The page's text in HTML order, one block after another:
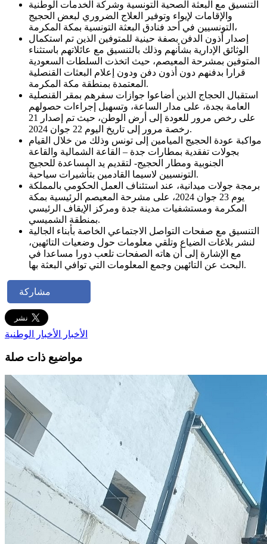
التنسيق مع البعثة الصحية التونسية وشركة الخدمات الوطنية
والإقامات لإيواء وتوفير العلاج الضروري لبعض الحجيج
التونسيين في أحد فنادق البعثة التونسية بمكة المكرمة،
إصدار أذون الدفن بصفة حينية للمتوفين الذين تم استكمال
الوثائق الإدارية بشأنهم وذلك بالتنسيق مع عائلاتهم باستثناء
المتوفين بمشرحة المعيصم، حيث اتخذت السلطات السعودية
قرارا بدفنهم دون أذون دفن ودون إعلام البعثات القنصلية
المعتمدة بمنطقة مكة المكرمة.
استقبال الحجاج الذين أضاعوا جوازات سفرهم بمقر القنصلية
العامة بجدة، على مدار الساعة، وتسهيل إجراءات حصولهم
على رخص مرور للعودة إلى أرض الوطن، حيث تم إصدار 21
رخصة مرور إلى تاريخ اليوم 22 جوان 2024.
مواكبة عودة الحجيج الميامين إلى تونس وذلك من خلال القيام
بجولات تفقدية بمطارات جدة – القاعة الشمالية والقاعة
الجنوبية ومطار الحجيج- لتقديم يد المساعدة للحجيج
التونسيين لاسيما القادمين بتأشيرات سياحية.
برمجة جولات ميدانية، عند استئناف العمل الحكومي بالمملكة
يوم 23 جوان 2024، على مشرحة المعيصم الرئيسية بمكة
المكرمة ومستشفيات مدينة جدة ومركز الإيقاف الرئيسي
بمنطقة الشميسي.
التنسيق مع صفحات التواصل الاجتماعي الخاصة بأبناء الجالية
لنشر بلاغات الضياع وتلقي معلومات حول وضعيات التائهين،
مع الإشارة إلى أن هاته الصفحات تلعب دورا مساعدا في
البحث عن التائهين وجمع المعلومات التي توافي البعثة بها.
مشاركة
الأخبار الأخبار الوطنية
مواضيع ذات صلة